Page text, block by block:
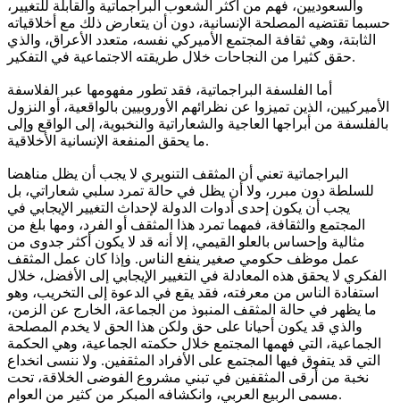
والسعوديين، فهم من أكثر الشعوب البراجماتية والقابلة للتغيير،
حسبما تقتضيه المصلحة الإنسانية، دون أن يتعارض ذلك مع أخلاقياته
الثابتة، وهي ثقافة المجتمع الأميركي نفسه، متعدد الأعراق، والذي
حقق كثيرا من النجاحات خلال طريقته الاجتماعية في التفكير.
أما الفلسفة البراجماتية، فقد تطور مفهومها عبر الفلاسفة
الأميركيين، الذين تميزوا عن نظرائهم الأوروبيين بالواقعية، أو النزول
بالفلسفة من أبراجها العاجية والشعاراتية والنخبوية، إلى الواقع وإلى
ما يحقق المنفعة الإنسانية الأخلاقية.
البراجماتية تعني أن المثقف التنويري لا يجب أن يظل مناهضا
للسلطة دون مبرر، ولا أن يظل في حالة تمرد سلبي شعاراتي، بل
يجب أن يكون إحدى أدوات الدولة لإحداث التغيير الإيجابي في
المجتمع والثقافة، فمهما تمرد هذا المثقف أو الفرد، ومها بلغ من
مثالية وإحساس بالعلو القيمي، إلا أنه قد لا يكون أكثر جدوى من
عمل موظف حكومي صغير ينفع الناس. وإذا كان عمل المثقف
الفكري لا يحقق هذه المعادلة في التغيير الإيجابي إلى الأفضل، خلال
استفادة الناس من معرفته، فقد يقع في الدعوة إلى التخريب، وهو
ما يظهر في حالة المثقف المنبوذ من الجماعة، الخارج عن الزمن،
والذي قد يكون أحيانا على حق ولكن هذا الحق لا يخدم المصلحة
الجماعية، التي فهمها المجتمع خلال حكمته الجماعية، وهي الحكمة
التي قد يتفوق فيها المجتمع على الأفراد المثقفين. ولا ننسى انخداع
نخبة من أرقى المثقفين في تبني مشروع الفوضى الخلاقة، تحت
مسمى الربيع العربي، وانكشافه المبكر من كثير من العوام.